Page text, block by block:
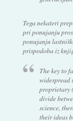
Tega nekateri
pri ponujanju
ponujanju
prispodoba iz
The key to
widespread
proprietary
divide
science,
their ideas